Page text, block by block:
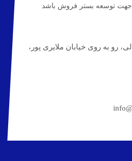
جهت توسعه بستر فروش باشد
رو به روی خیابان ملایری پور،